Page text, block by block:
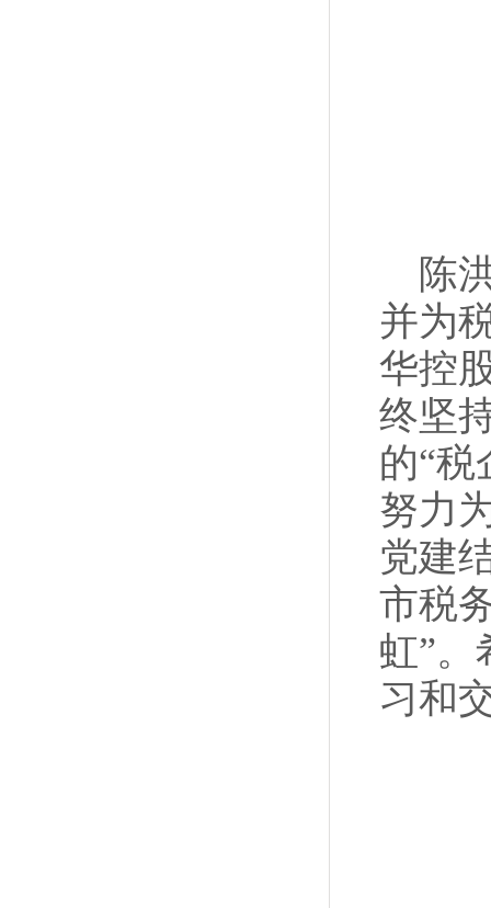
陈
并为
华控
终坚
的“
努力
党建
市税
虹”。
习和